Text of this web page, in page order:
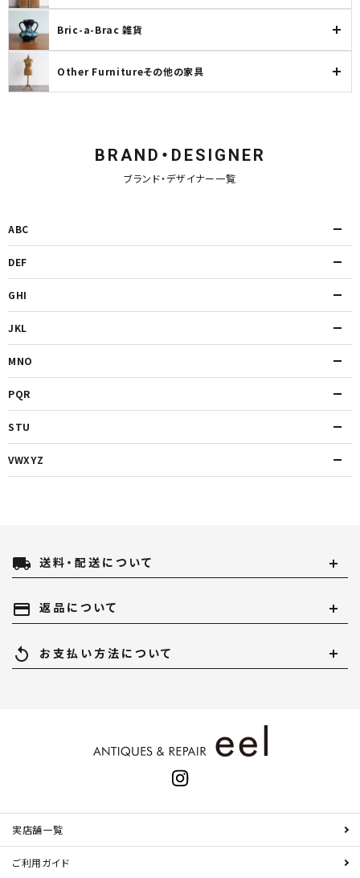
Bric-a-Brac 雑貨
Other Furnitureその他の家具
BRAND・DESIGNER
ブランド・デザイナー一覧
ABC
DEF
GHI
JKL
MNO
PQR
STU
VWXYZ
local_shipping 送料・配送について
payment 返品について
replay お支払い方法について
実店舗一覧
ご利用ガイド